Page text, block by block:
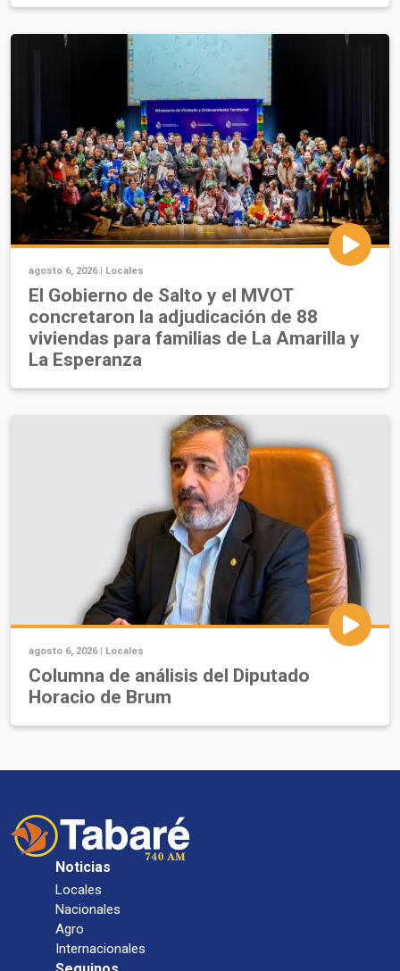
agosto 6, 2026 | Locales
El Gobierno de Salto y el MVOT
concretaron la adjudicación de 88
viviendas para familias de La Amarilla y
La Esperanza
agosto 6, 2026 | Locales
Columna de análisis del Diputado
Horacio de Brum
Noticias
Locales
Nacionales
Agro
Internacionales